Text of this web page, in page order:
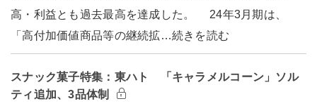
高・利益とも過去最高を達成した。 24年3月期は、
「高付加価値商品等の継続拡…続きを読む
スナック菓子特集：東ハト 「キャラメルコーン」ソル
ティ追加、3品体制